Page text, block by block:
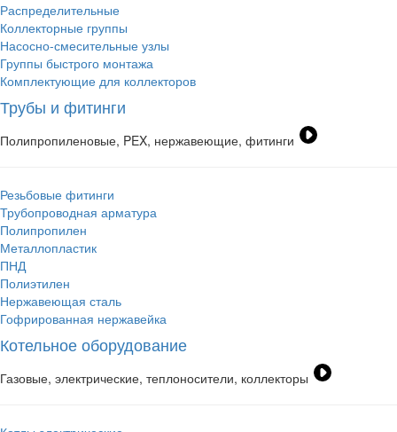
Распределительные
Коллекторные группы
Насосно-смесительные узлы
Группы быстрого монтажа
Комплектующие для коллекторов
Трубы и фитинги
Полипропиленовые, PEX, нержавеющие, фитинги
Резьбовые фитинги
Трубопроводная арматура
Полипропилен
Металлопластик
ПНД
Полиэтилен
Нержавеющая сталь
Гофрированная нержавейка
Котельное оборудование
Газовые, электрические, теплоносители, коллекторы